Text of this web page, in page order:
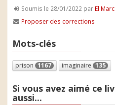
Soumis le 28/01/2022 par El
Proposer des corrections
Mots-clés
prison 1167 imaginaire 135
Si vous avez aimé ce
aussi...